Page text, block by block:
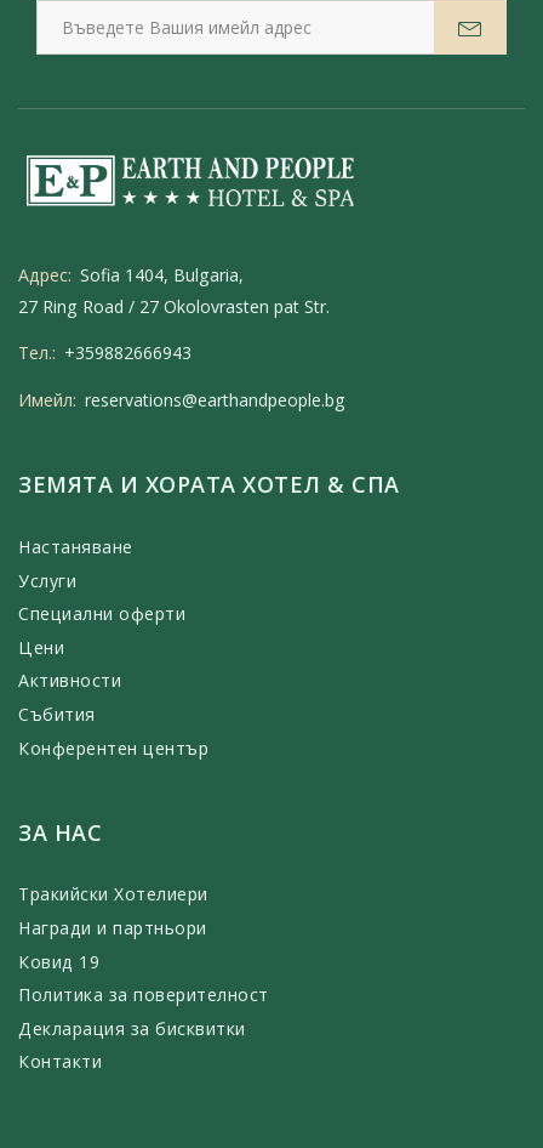
Адрес: Sofia 1404, Bulgaria,
27 Ring Road / 27 Okolovrasten pat Str.
Тел.: +359882666943
Имейл: reservations@earthandpeople.bg
ЗЕМЯТА И ХОРАТА ХОТЕЛ & СПА
Настаняване
Услуги
Специални оферти
Цени
Активности
Събития
Конферентен център
ЗА НАС
Тракийски Хотелиери
Награди и партньори
Ковид 19
Политика за поверителност
Декларация за бисквитки
Контакти